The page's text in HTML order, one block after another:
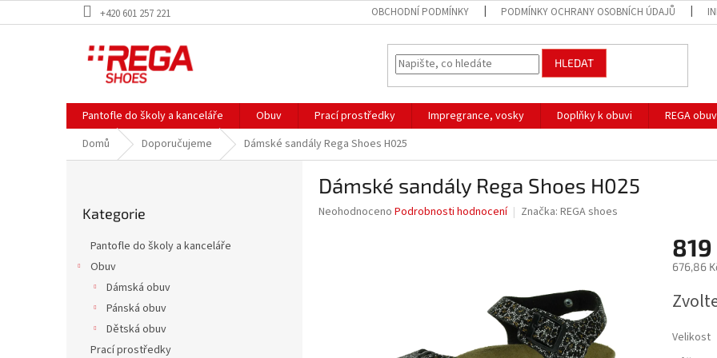
na
+420 601 257 221 OBCHODNÍ PODMÍNKY PODMÍNKY OCHRANY OSOBNÍCH ÚDAJŮ
HLEDAT
Pantofle do školy a kanceláře Obuv Prací prostředky Impregrance, vosky Doplňky k obuvi REGA obuv
Domů
Doporučujeme Dámské sandály Rega Shoes H025
kategorie
Kategorie
Pantofle do školy a kanceláře
Obuv
Dámská obuv
Pánská obuv
Dětská obuv
Prací prostředky
Dámské sandály Rega Shoes H025
Průměrné
Neohodnoceno Podrobnosti hodnocení Značka: REGA shoes
819
676,86
cena:
Velikost